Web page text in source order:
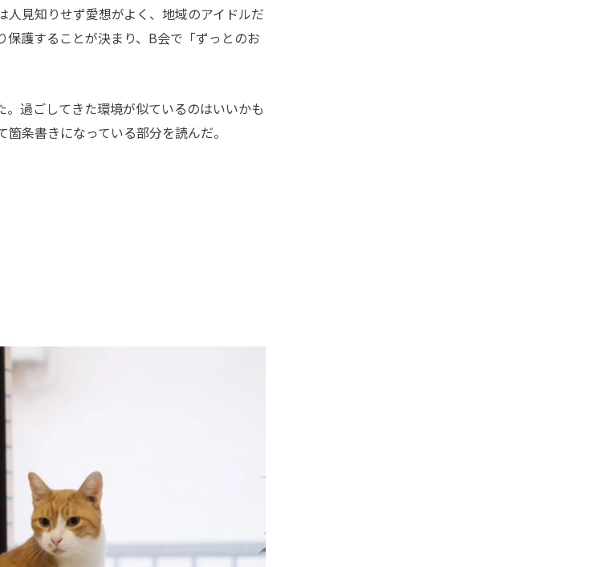
見知りせず愛想がよく、地域のアイドルだ
護することが決まり、B会で「ずっとのお
過ごしてきた環境が似ているのはいいかも
条書きになっている部分を読んだ。